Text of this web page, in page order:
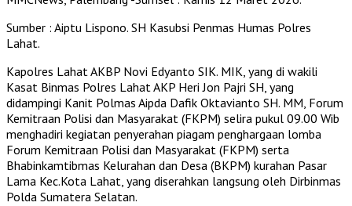
Sumber : Aiptu Lispono. SH Kasubsi Penmas Humas Polres
Lahat.
Kapolres Lahat AKBP Novi Edyanto SIK. MIK, yang di wakili
Kasat Binmas Polres Lahat AKP Heri Jon Pajri SH, yang
didampingi Kanit Polmas Aipda Dafik Oktavianto SH. MM, Forum
Kemitraan Polisi dan Masyarakat (FKPM) selira pukul 09.00 Wib
menghadiri kegiatan penyerahan piagam penghargaan lomba
Forum Kemitraan Polisi dan Masyarakat (FKPM) serta
Bhabinkamtibmas Kelurahan dan Desa (BKPM) kurahan Pasar
Lama Kec.Kota Lahat, yang diserahkan langsung oleh Dirbinmas
Polda Sumatera Selatan.